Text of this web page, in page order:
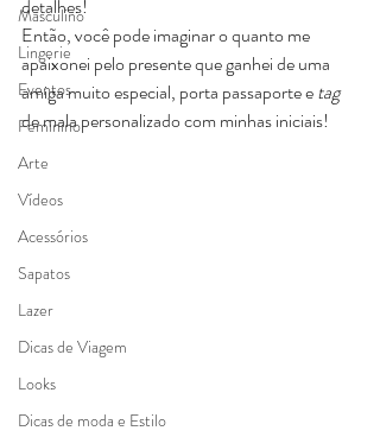
Masculino
Lingerie
Eventos
Feminino
Arte
Vídeos
Acessórios
Sapatos
Lazer
Dicas de Viagem
Looks
Dicas de moda e Estilo
detalhes!
Então, você pode imaginar o quanto me
apaixonei pelo presente que ganhei de uma
amiga muito especial, porta passaporte e tag
de mala personalizado com minhas iniciais!